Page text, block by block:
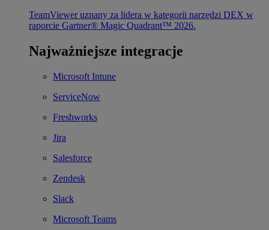
TeamViewer uznany za lidera w kategorii narzędzi DEX w
raporcie Gartner® Magic Quadrant™ 2026.
Najważniejsze integracje
Microsoft Intune
ServiceNow
Freshworks
Jira
Salesforce
Zendesk
Slack
Microsoft Teams